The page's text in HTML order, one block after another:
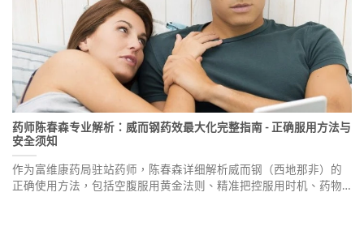
药师陈春森专业解析：威而钢药效最大化完整指南 - 正确服用方法与
安全须知
作为富维康药局驻站药师，陈春森详细解析威而钢（西地那非）的
正确使用方法，包括空腹服用黄金法则、精准把控服用时机、药物